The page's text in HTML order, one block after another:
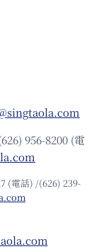
956-8200 (電
(電話) /(626) 239-